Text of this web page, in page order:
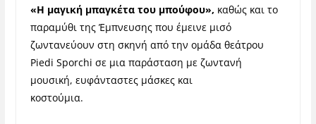
«Η μαγική μπαγκέτα του μπούφου», καθώς και το
παραμύθι της Έμπνευσης που έμεινε μισό
ζωντανεύουν στη σκηνή από την ομάδα θεάτρου
Piedi Sporchi σε μια παράσταση με ζωντανή
μουσική, ευφάνταστες μάσκες και
κοστούμια.